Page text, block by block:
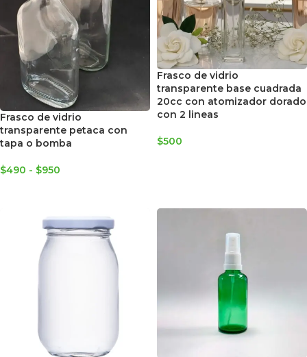
Frasco de vidrio
transparente petaca con
tapa o bomba
$490 - $950
Frasco de vidrio
transparente base cuadrada
20cc con atomizador dorado
con 2 lineas
$500